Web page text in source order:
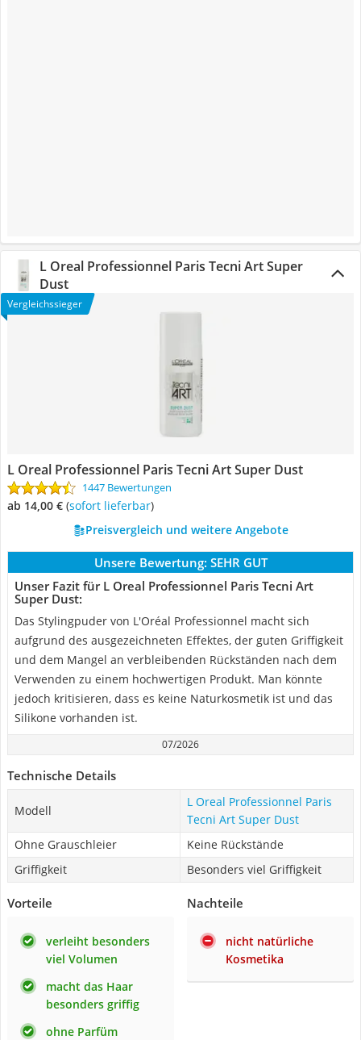
L Oreal Professionnel Paris Tecni Art Super
Dust
Vergleichssieger
L Oreal Professionnel Paris Tecni Art Super Dust
1447 Bewertungen
ab 14,00 € ( Sofort lieferbar)
Preisvergleich und weitere Angebote
Unsere Bewertung: SEHR GUT
Unser Fazit für L Oreal Professionnel Paris Tecni Art
Super Dust:
Das Stylingpuder von L'Oréal Professionnel macht sich
aufgrund des ausgezeichneten Effektes, der guten Griffigkeit
und dem Mangel an verbleibenden Rückständen nach dem
Verwenden zu einem hochwertigen Produkt. Man könnte
jedoch kritisieren, dass es keine Naturkosmetik ist und das
Silikone vorhanden ist.
07/2026
Technische Details
Modell
L Oreal Professionnel Paris
Tecni Art Super Dust
Ohne Grauschleier
Keine Rückstände
Griffigkeit
Besonders viel Griffigkeit
Vorteile
verleiht besonders
viel Volumen
macht das Haar
besonders griffig
ohne Parfüm
Nachteile
nicht natürliche
Kosmetika